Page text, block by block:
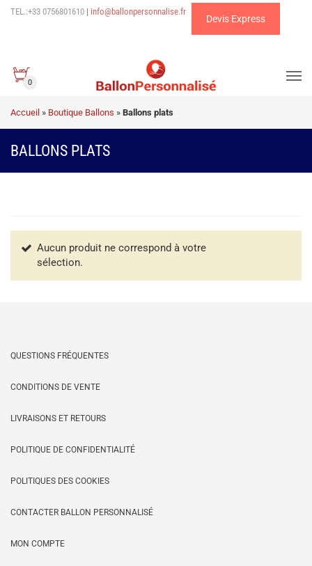
TEL.:+33 0756801610 | info@ballonpersonnalise.fr
Devis Express
0
Accueil » Boutique Ballons » Ballons plats
BALLONS PLATS
Aucun produit ne correspond à votre
sélection.
QUESTIONS FRÉQUENTES
CONDITIONS DE VENTE
LIVRAISONS ET RETOURS
POLITIQUE DE CONFIDENTIALITÉ
POLITIQUES DES COOKIES
CONTACTER BALLON PERSONNALISÉ
MON COMPTE